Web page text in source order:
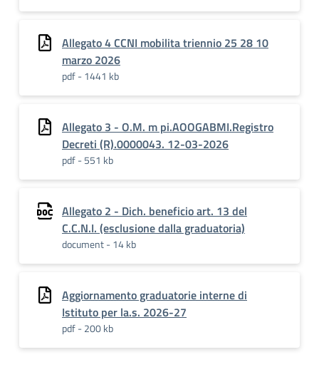
Allegato 4 CCNI mobilita triennio 25 28 10
marzo 2026
pdf - 1441 kb
Allegato 3 - O.M. m pi.AOOGABMI.Registro
Decreti (R).0000043. 12-03-2026
pdf - 551 kb
Allegato 2 - Dich. beneficio art. 13 del
C.C.N.I. (esclusione dalla graduatoria)
document - 14 kb
Aggiornamento graduatorie interne di
Istituto per la.s. 2026-27
pdf - 200 kb